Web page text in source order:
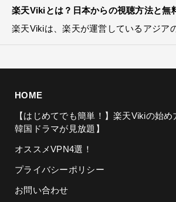
HOME
【はじめてでも簡単！】楽天Vikiの始
韓国ドラマが見放題】
オススメVPN4選！
プライバシーポリシー
お問い合わせ